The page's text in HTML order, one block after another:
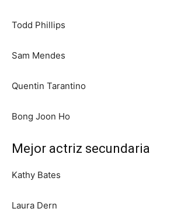
Todd Phillips
Sam Mendes
Quentin Tarantino
Bong Joon Ho
Mejor actriz secundaria
Kathy Bates
Laura Dern